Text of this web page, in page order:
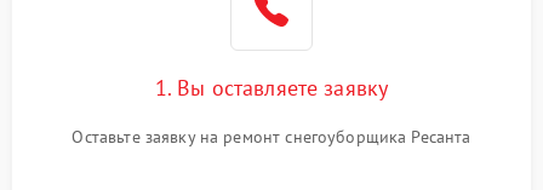
1. Вы оставляете заявку
Оставьте заявку на ремонт снегоуборщика Ресанта